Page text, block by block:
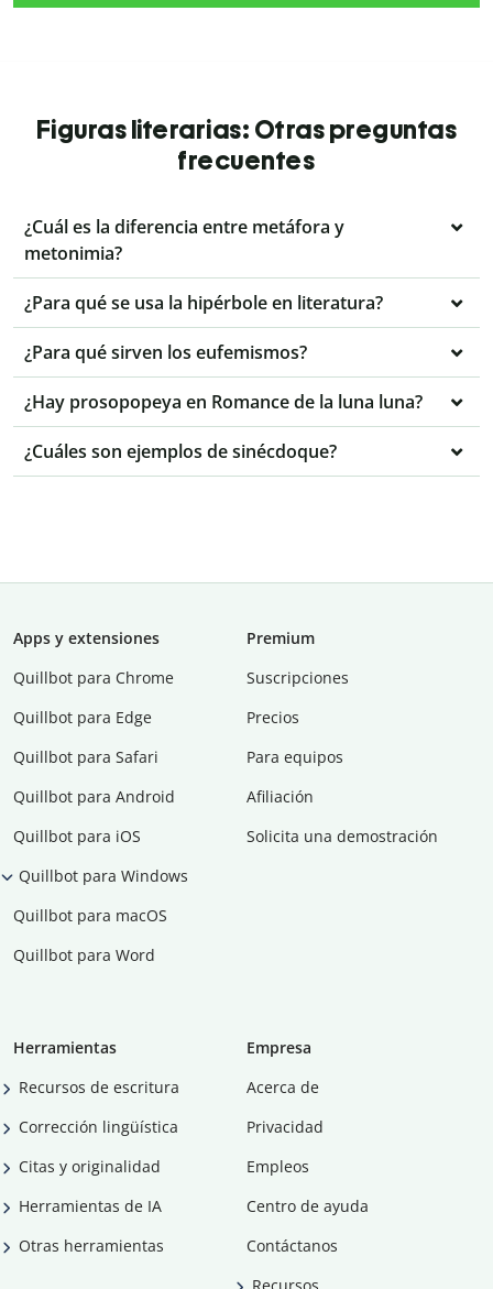
Figuras literarias: Otras preguntas
frecuentes
¿Cuál es la diferencia entre metáfora y
metonimia?
¿Para qué se usa la hipérbole en literatura?
¿Para qué sirven los eufemismos?
¿Hay prosopopeya en Romance de la luna luna?
¿Cuáles son ejemplos de sinécdoque?
Apps y extensiones
Quillbot para Chrome
Quillbot para Edge
Quillbot para Safari
Quillbot para Android
Quillbot para iOS
Quillbot para Windows
Quillbot para macOS
Quillbot para Word
Premium
Suscripciones
Precios
Para equipos
Afiliación
Solicita una demostración
Herramientas
Recursos de escritura
Corrección lingüística
Citas y originalidad
Herramientas de IA
Otras herramientas
Empresa
Acerca de
Privacidad
Empleos
Centro de ayuda
Contáctanos